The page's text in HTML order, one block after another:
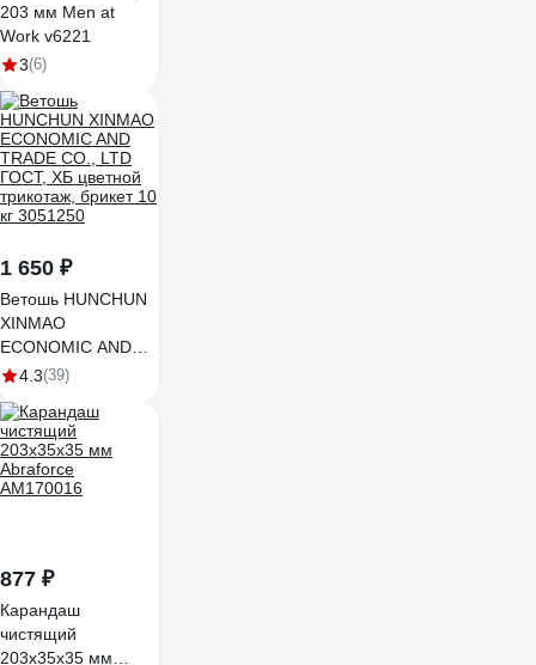
203 мм Men at
Work v6221
3(6)
1 650 ₽
Ветошь HUNCHUN
XINMAO
ECONOMIC AND
TRADE CO., LTD
трикотаж, брикет 10
кг 3051250
4.3(39)
877 ₽
Карандаш
чистящий
203х35x35 мм